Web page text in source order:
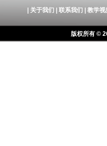
关于我们 联系我们 教学视
版权所有 ©